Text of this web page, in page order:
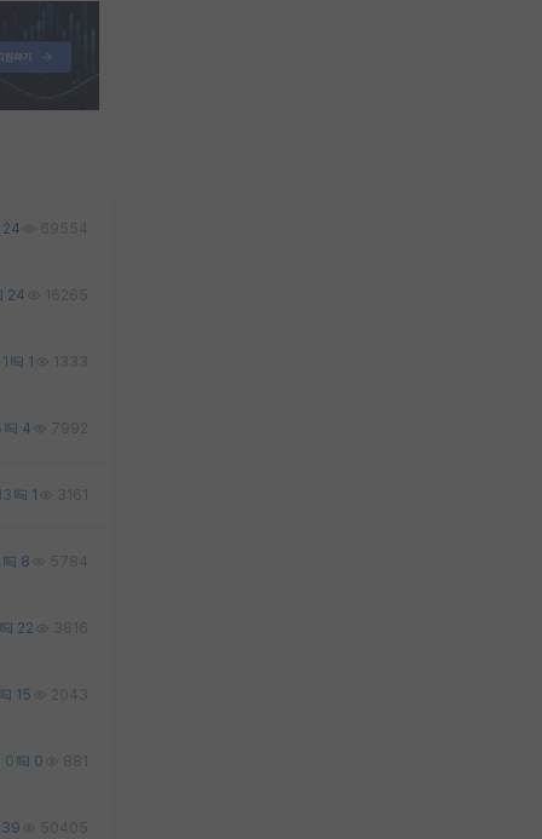
24 69554
24 16265
1 1 1333
4 7992
1 3161
8 5784
22 3816
15 2043
0 0 881
39 50405